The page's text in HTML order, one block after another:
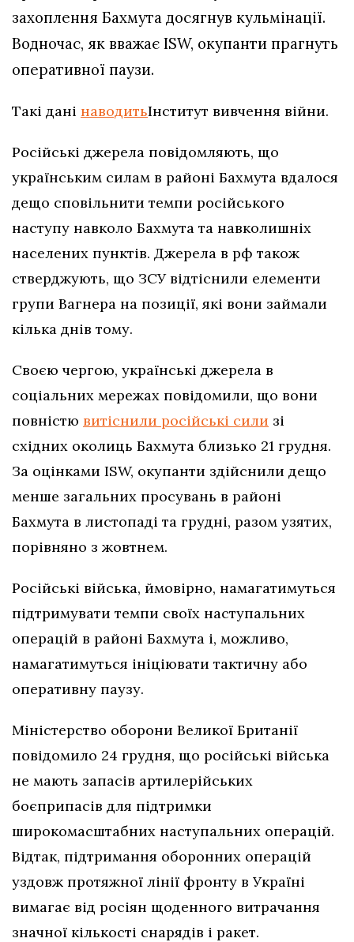
захоплення Бахмута досягнув кульмінації.
Водночас, як вважає ISW, окупанти прагнуть
оперативної паузи.
Такі дані наводитьІнститут вивчення війни.
Російські джерела повідомляють, що
українським силам в районі Бахмута вдалося
дещо сповільнити темпи російського
наступу навколо Бахмута та навколишніх
населених пунктів. Джерела в рф також
стверджують, що ЗСУ відтіснили елементи
групи Вагнера на позиції, які вони займали
кілька днів тому.
Своєю чергою, українські джерела в
соціальних мережах повідомили, що вони
повністю витіснили російські сили зі
східних околиць Бахмута близько 21 грудня.
За оцінками ISW, окупанти здійснили дещо
менше загальних просувань в районі
Бахмута в листопаді та грудні, разом узятих,
порівняно з жовтнем.
Російські війська, ймовірно, намагатимуться
підтримувати темпи своїх наступальних
операцій в районі Бахмута і, можливо,
намагатимуться ініціювати тактичну або
оперативну паузу.
Міністерство оборони Великої Британії
повідомило 24 грудня, що російські війська
не мають запасів артилерійських
боєприпасів для підтримки
широкомасштабних наступальних операцій.
Відтак, підтримання оборонних операцій
уздовж протяжної лінії фронту в Україні
вимагає від росіян щоденного витрачання
значної кількості снарядів і ракет.